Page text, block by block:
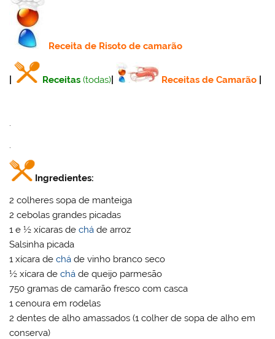
Receitade Risoto de camarão
Receitas (todas) Receitas de Camarão
.
.
Ingredientes:
2 colheres sopa de manteiga
2 cebolas grandes picadas
1 e ½ xícaras dechá de arroz
Salsinha picada
1 xícara dechá de vinho branco seco
½ xícara dechá de queijo parmesão
750 gramas de camarão fresco com casca
1 cenoura em rodelas
2 dentes de alho amassados (1 colher de sopa de alho em
conserva)